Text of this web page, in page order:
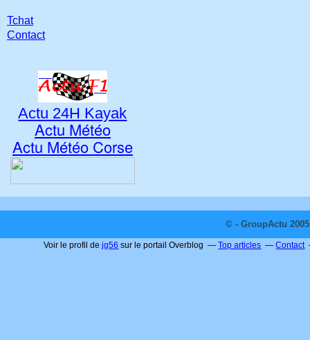
Tchat
Contact
Actu 24H Kayak
Actu Météo
Actu Météo Corse
© - GroupActu
Voir le profil dejg56 sur le portail Overblog Top articles Contact